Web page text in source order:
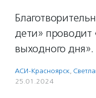
дети»
выходного дня».
АСИ-Красноярск,
25.01.2024